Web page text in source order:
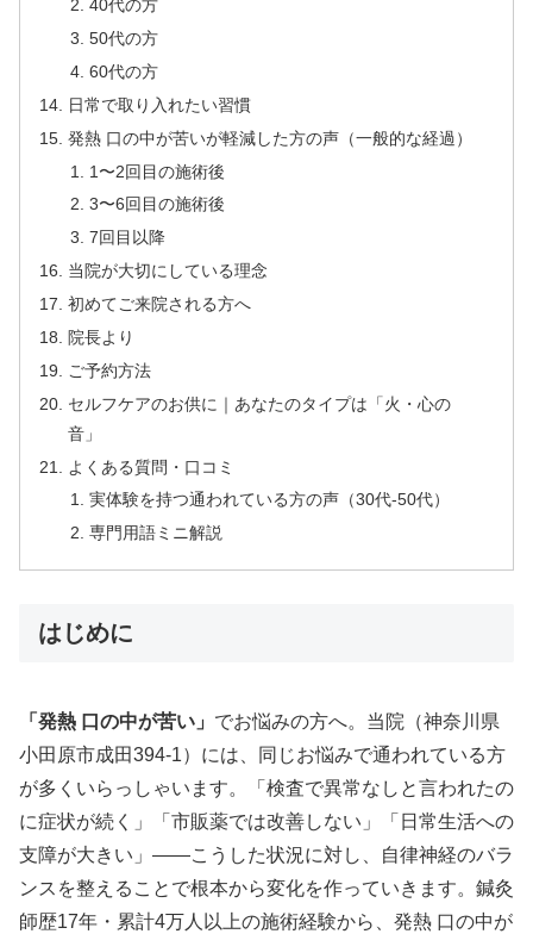
40代の方
50代の方
60代の方
日常で取り入れたい習慣
発熱 口の中が苦いが軽減した方の声（一般的な経過）
1〜2回目の施術後
3〜6回目の施術後
7回目以降
当院が大切にしている理念
初めてご来院される方へ
院長より
ご予約方法
セルフケアのお供に｜あなたのタイプは「火・心の
音」
よくある質問・口コミ
実体験を持つ通われている方の声（30代-50代）
専門用語ミニ解説
はじめに
「発熱 口の中が苦い」 でお悩みの方へ。当院（神奈川県
小田原市成田394-1）には、同じお悩みで通われている方
が多くいらっしゃいます。「検査で異常なしと言われたの
に症状が続く」「市販薬では改善しない」「日常生活への
支障が大きい」——こうした状況に対し、自律神経のバラ
ンスを整えることで根本から変化を作っていきます。鍼灸
師歴17年・累計4万人以上の施術経験から、発熱 口の中が